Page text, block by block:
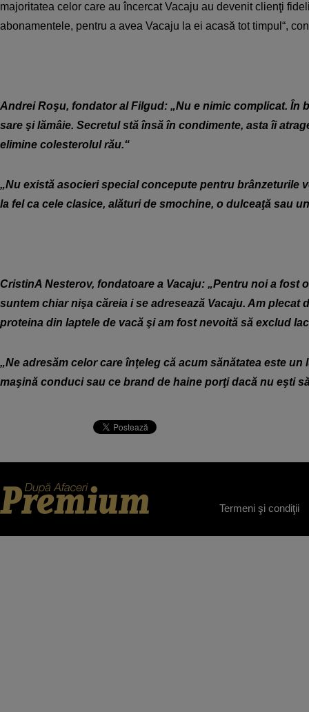
majoritatea celor care au încercat Vacaju au devenit clienţi
abonamentele, pentru a avea Vacaju la ei acasă tot timpul“,
Andrei Roşu, fondator al Filgud: „Nu e nimic complicat. În
sare şi lămâie. Secretul stă însă în condimente, asta îi
elimine colesterolul rău.“
„Nu există asocieri special concepute pentru brânzeturile
la fel ca cele clasice, alături de smochine, o dulceaţă sau
CristinA Nesterov, fondatoare a Vacaju: „Pentru noi a fost
suntem chiar nişa căreia i se adresează Vacaju. Am plecat
proteina din laptele de vacă şi am fost nevoită să exclud
„Ne adresăm celor care înţeleg că acum sănătatea este un
maşină conduci sau ce brand de haine porţi dacă nu eşti
Termeni şi condiţii